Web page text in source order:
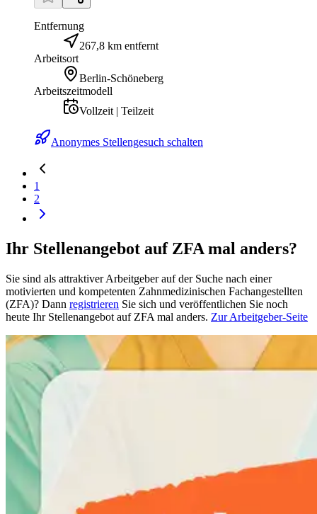
Entfernung
267,8 km entfernt
Arbeitsort
Berlin-Schöneberg
Arbeitszeitmodell
Vollzeit | Teilzeit
Anonymes Stellengesuch schalten
1
2
Ihr Stellenangebot auf ZFA mal anders?
Sie sind als attraktiver Arbeitgeber auf der Suche nach einer
motivierten und kompetenten Zahnmedizinischen Fachangestellten
(ZFA)? Dann registrieren Sie sich und veröffentlichen Sie noch
heute Ihr Stellenangebot auf ZFA mal anders. Zur Arbeitgeber-Seite